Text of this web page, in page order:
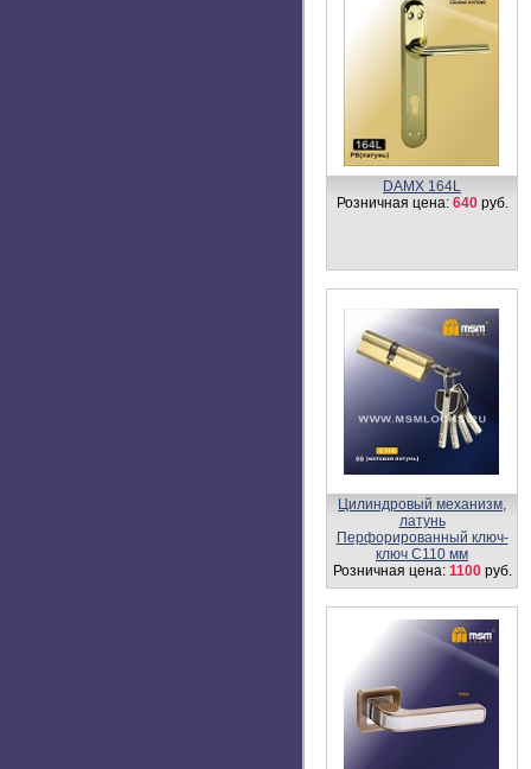
Ручка DAMX 412P
Розничная цена: 780руб.
Цилиндровый механизм,
латунь
Простой ключ-вертушка
NW100 мм
Розничная цена: 1150руб.